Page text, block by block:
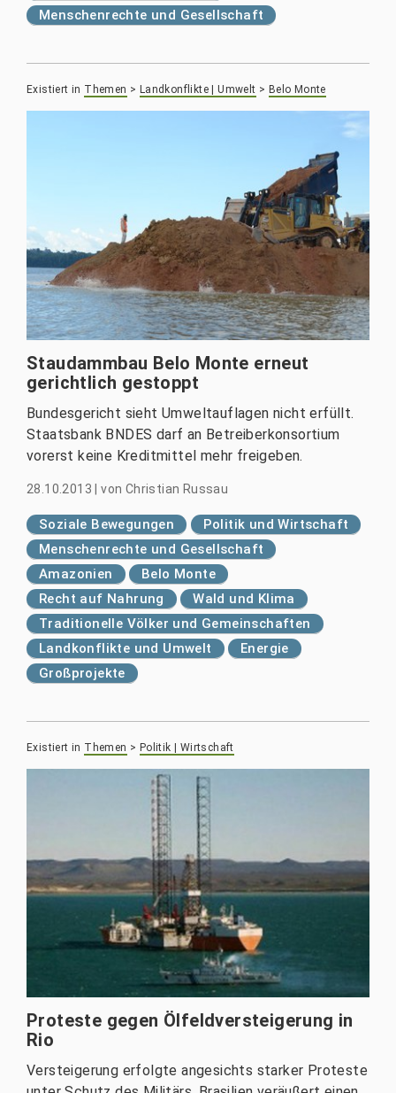
Menschenrechte und Gesellschaft
Existiert in Themen > Landkonflikte | Umwelt > Belo Monte
Staudammbau Belo Monte erneut
gerichtlich gestoppt
Bundesgericht sieht Umweltauflagen nicht erfüllt.
Staatsbank BNDES darf an Betreiberkonsortium
vorerst keine Kreditmittel mehr freigeben.
28.10.2013 |von Christian Russau
Soziale Bewegungen
Politik und Wirtschaft
Menschenrechte und Gesellschaft
Amazonien
Belo Monte
Recht auf Nahrung
Wald und Klima
Traditionelle Völker und Gemeinschaften
Landkonflikte und Umwelt
Energie
Großprojekte
Existiert in Themen > Politik | Wirtschaft
Proteste gegen Ölfeldversteigerung in
Rio
Versteigerung erfolgte angesichts starker Proteste